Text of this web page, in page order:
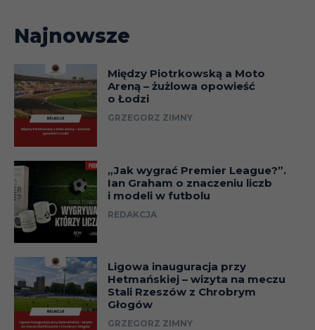
Najnowsze
Między Piotrkowską a Moto
Areną – żużlowa opowieść
o Łodzi
GRZEGORZ ZIMNY
„Jak wygrać Premier League?”.
Ian Graham o znaczeniu liczb
i modeli w futbolu
REDAKCJA
Ligowa inauguracja przy
Hetmańskiej – wizyta na meczu
Stali Rzeszów z Chrobrym
Głogów
GRZEGORZ ZIMNY